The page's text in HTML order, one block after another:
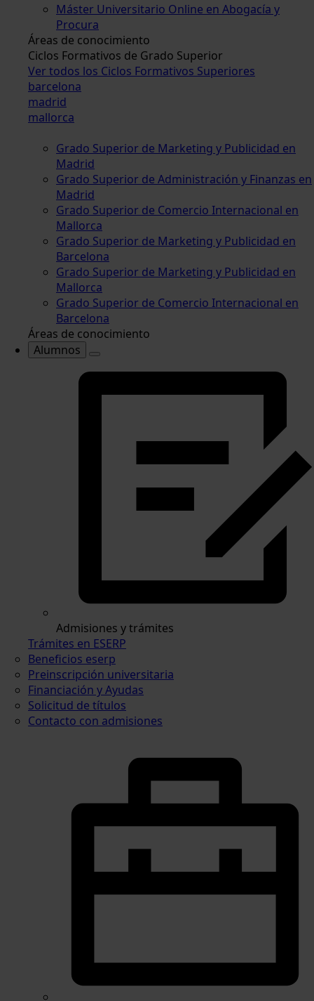
Máster Universitario Online en Abogacía y
Procura
Áreas de conocimiento
Ciclos Formativos de Grado Superior
Ver todos los Ciclos Formativos Superiores
barcelona
madrid
mallorca
Grado Superior de Marketing y Publicidad en
Madrid
Grado Superior de Administración y Finanzas en
Madrid
Grado Superior de Comercio Internacional en
Mallorca
Grado Superior de Marketing y Publicidad en
Barcelona
Grado Superior de Marketing y Publicidad en
Mallorca
Grado Superior de Comercio Internacional en
Barcelona
Áreas de conocimiento
Alumnos
Admisiones y trámites
Trámites en ESERP
Beneficios eserp
Preinscripción universitaria
Financiación y Ayudas
Solicitud de títulos
Contacto con admisiones